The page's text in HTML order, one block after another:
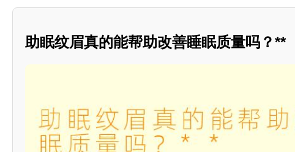
助眠纹眉真的能帮助改善睡眠质量吗？**